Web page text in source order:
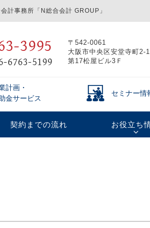
計事務所「N総合会計 GROUP」
3995
6763-5199
〒542-0061
大阪市中央区安堂寺町2-
第17松屋ビル3Ｆ
計画・
金サービス
セミナー情
契約までの流れ お役立ち